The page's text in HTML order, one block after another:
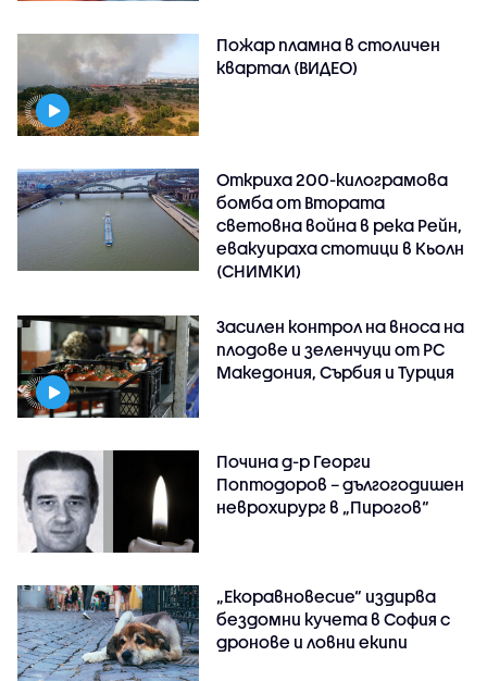
Пожар пламна в столичен
квартал (ВИДЕО)
Откриха 200-килограмова
бомба от Втората
световна война в река Рейн,
евакуираха стотици в Кьолн
(СНИМКИ)
Засилен контрол на вноса на
плодове и зеленчуци от РС
Македония, Сърбия и Турция
Почина д-р Георги
Поптодоров – дългогодишен
неврохирург в „Пирогов“
„Екоравновесие“ издирва
бездомни кучета в София с
дронове и ловни екипи